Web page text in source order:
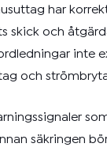
har
skick och
inte
och
säkringen